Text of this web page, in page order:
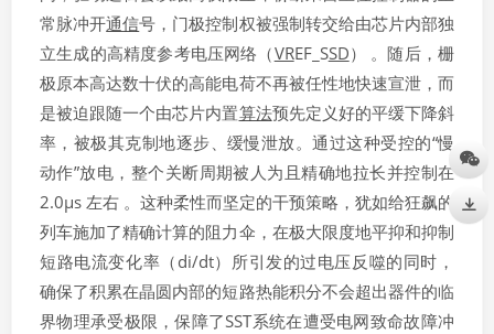
常脉冲开通信号，门极控制权被强制转交给由芯片内部独
立生成的高精度参考电压网络（VREF_SSD​） 。随后，栅
极原本高达数十伏的高能电荷不再被任性地快速宣泄，而
是被迫跟随一个由芯片内置算法预先定义好的平缓下降斜
率，被极其克制地逐步、缓慢泄放。通过这种受控的“慢
动作”放电，整个关断周期被人为且精确地拉长并控制在
2.0μs 左右 。这种柔性而坚定的干预策略，犹如给狂飙的
列车施加了精确计算的阻力伞，在极大限度地平抑和抑制
短路电流变化率（di/dt）所引发的过电压反噬的同时，
确保了积累在晶圆内部的短路热能积分不会超出器件的临
界物理承受极限，保障了SST系统在遭受电网致命故障冲